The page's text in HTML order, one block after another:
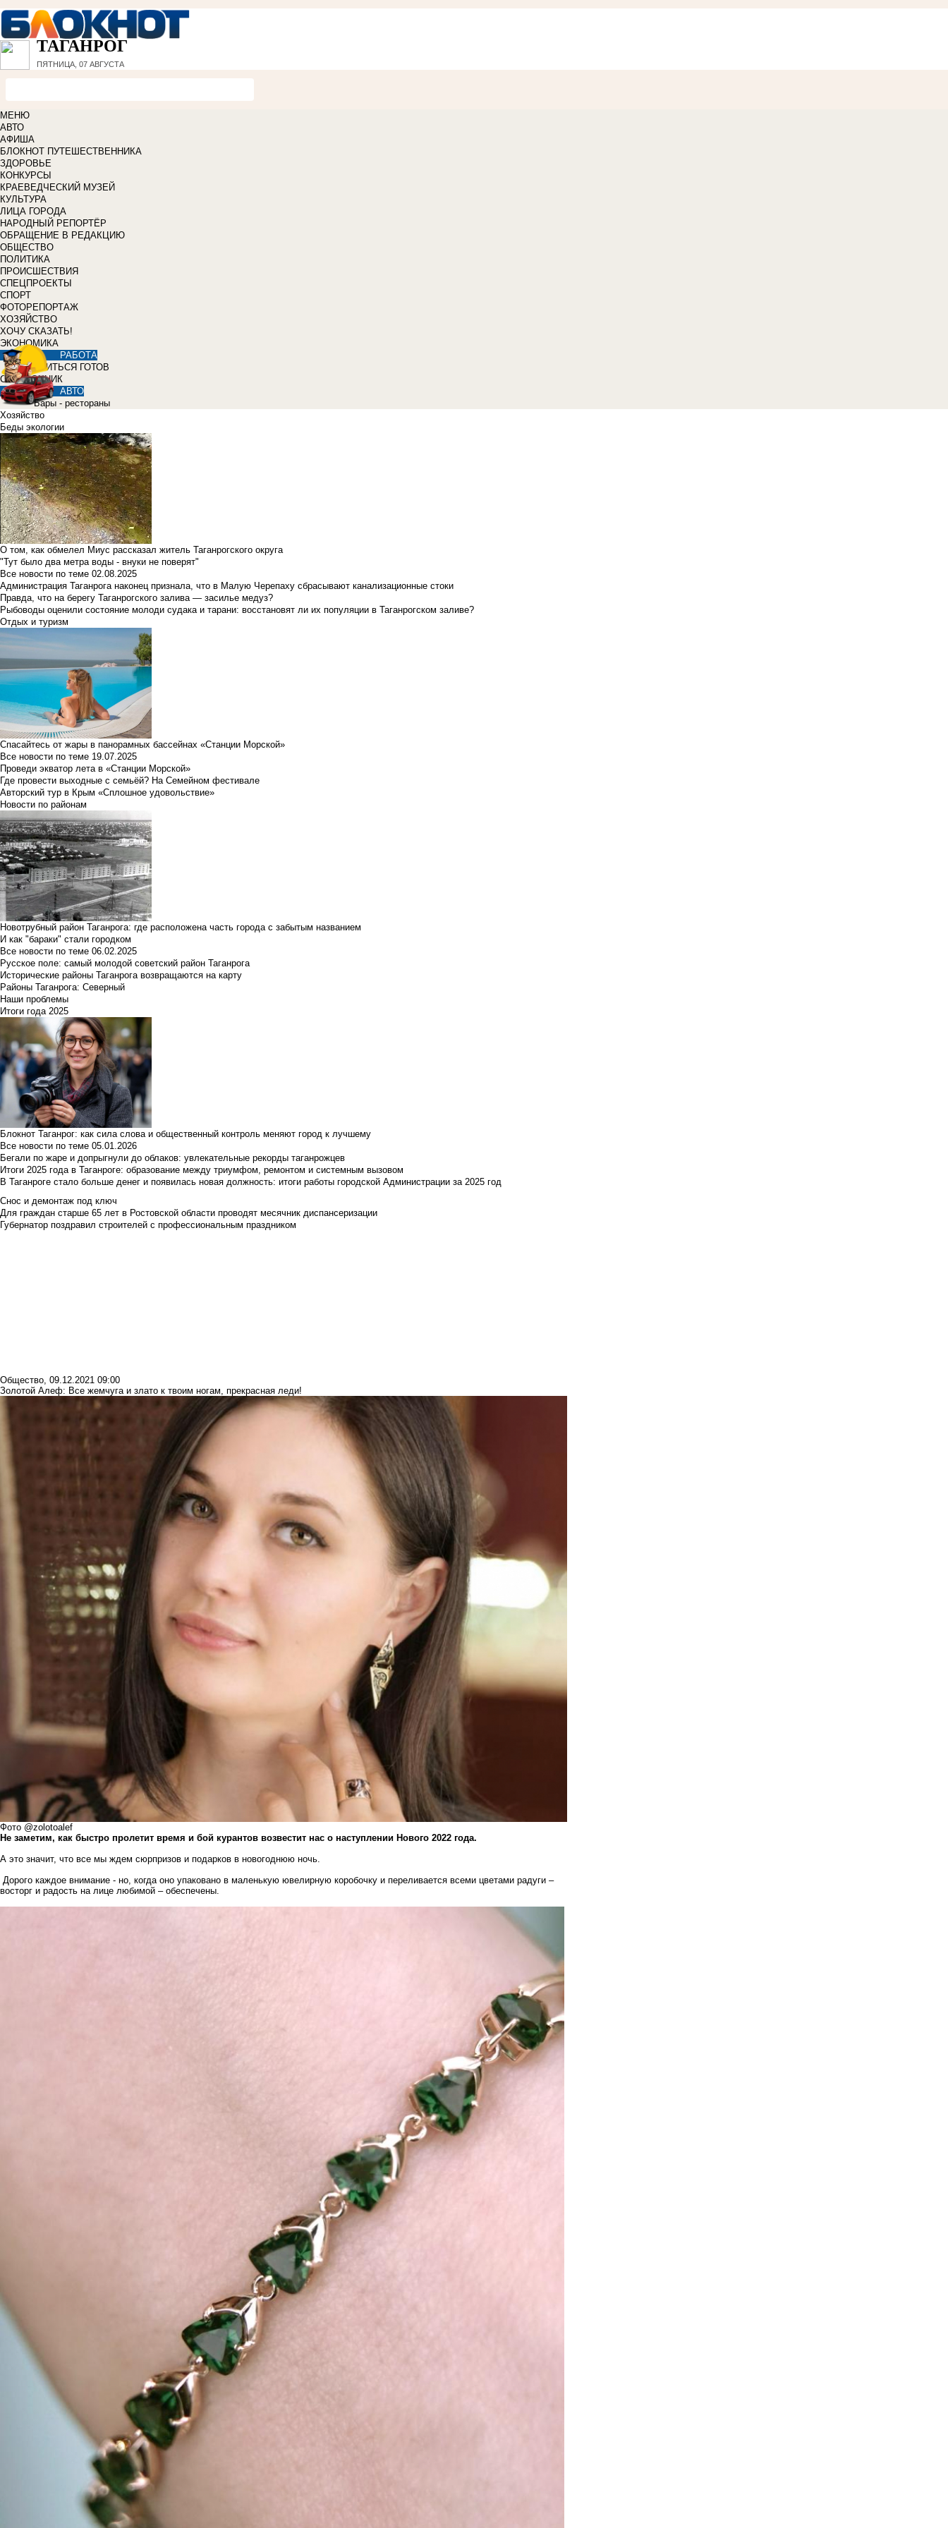
ТАГАНРОГ
ПЯТНИЦА, 07 АВГУСТА
МЕНЮ
АВТО
АФИША
БЛОКНОТ ПУТЕШЕСТВЕННИКА
ЗДОРОВЬЕ
КОНКУРСЫ
КРАЕВЕДЧЕСКИЙ МУЗЕЙ
КУЛЬТУРА
ЛИЦА ГОРОДА
НАРОДНЫЙ РЕПОРТЁР
ОБРАЩЕНИЕ В РЕДАКЦИЮ
ОБЩЕСТВО
ПОЛИТИКА
ПРОИСШЕСТВИЯ
СПЕЦПРОЕКТЫ
СПОРТ
ФОТОРЕПОРТАЖ
ХОЗЯЙСТВО
ХОЧУ СКАЗАТЬ!
ЭКОНОМИКА
РАБОТА
УЧИТЬСЯ ГОТОВ
СПРАВОЧНИК
АВТО
Бары - рестораны
Хозяйство
Беды экологии
О том, как обмелел Миус рассказал житель Таганрогского округа
"Тут было два метра воды - внуки не поверят"
Все новости по теме 02.08.2025
Администрация Таганрога наконец признала, что в Малую Черепаху сбрасывают канализационные стоки
Правда, что на берегу Таганрогского залива — засилье медуз?
Рыбоводы оценили состояние молоди судака и тарани: восстановят ли их популяции в Таганрогском заливе?
Отдых и туризм
Спасайтесь от жары в панорамных бассейнах «Станции Морской»
Все новости по теме 19.07.2025
Проведи экватор лета в «Станции Морской»
Где провести выходные с семьёй? На Семейном фестивале
Авторский тур в Крым «Сплошное удовольствие»
Новости по районам
Новотрубный район Таганрога: где расположена часть города с забытым названием
И как "бараки" стали городком
Все новости по теме 06.02.2025
Русское поле: самый молодой советский район Таганрога
Исторические районы Таганрога возвращаются на карту
Районы Таганрога: Северный
Наши проблемы
Итоги года 2025
Блокнот Таганрог: как сила слова и общественный контроль меняют город к лучшему
Все новости по теме 05.01.2026
Бегали по жаре и допрыгнули до облаков: увлекательные рекорды таганрожцев
Итоги 2025 года в Таганроге: образование между триумфом, ремонтом и системным вызовом
В Таганроге стало больше денег и появилась новая должность: итоги работы городской Администрации за 2025 год
Снос и демонтаж под ключ
Для граждан старше 65 лет в Ростовской области проводят месячник диспансеризации
Губернатор поздравил строителей с профессиональным праздником
Общество, 09.12.2021 09:00
Золотой Алеф: Все жемчуга и злато к твоим ногам, прекрасная леди!
Фото @zolotoalef
Не заметим, как быстро пролетит время и бой курантов возвестит нас о наступлении Нового 2022 года.
А это значит, что все мы ждем сюрпризов и подарков в новогоднюю ночь.
Дорого каждое внимание - но, когда оно упаковано в маленькую ювелирную коробочку и переливается всеми цветами радуги –
восторг и радость на лице любимой – обеспечены.